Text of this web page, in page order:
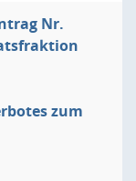
Nr.
zum